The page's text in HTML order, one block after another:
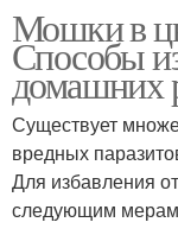
Мошки в
Способы
домашних
Существует
вредных
Для избавления
следующим